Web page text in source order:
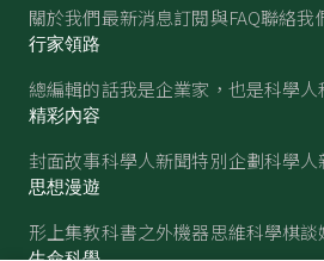
關於我們最新消息訂閱與FAQ聯絡我
行家領路
總編輯的話我是企業家，也是科學人
精彩內容
封面故事科學人新聞特別企劃科學人
思想漫遊
形上集教科書之外機器思維科學棋談